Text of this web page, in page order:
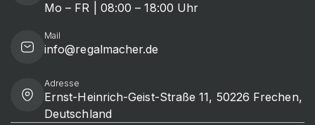
Mo – FR | 08:00 – 18:00 Uhr
Mail
info@regalmacher.de
Adresse
Ernst-Heinrich-Geist-Straße 11, 50226 Frechen,
Deutschland